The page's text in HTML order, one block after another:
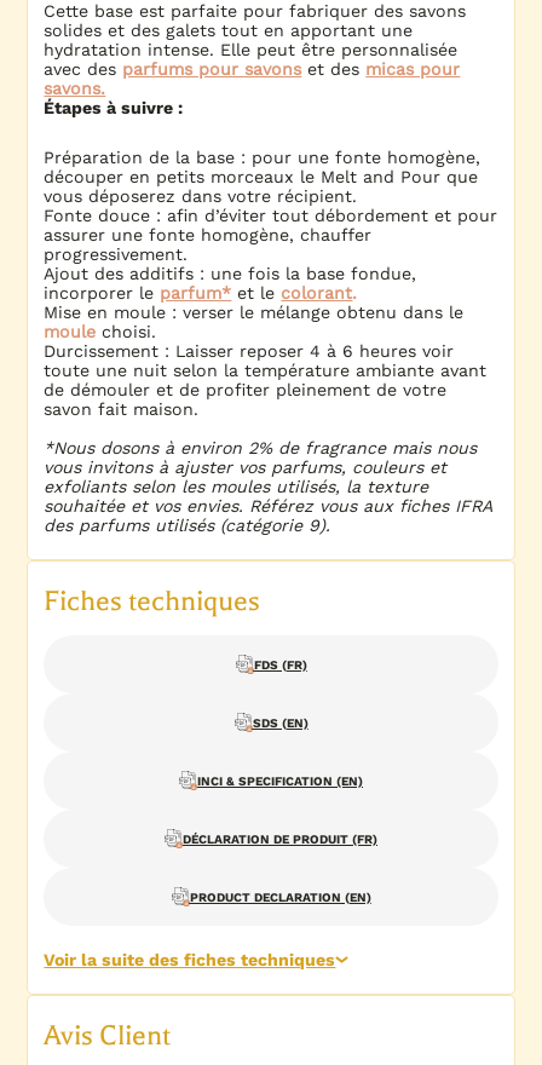
Cette base est parfaite pour fabriquer des savons
solides et des galets tout en apportant une
hydratation intense. Elle peut être personnalisée
avec des parfums pour savons et des micas pour
savons.
Étapes à suivre :
Préparation de la base : pour une fonte homogène,
découper en petits morceaux le Melt and Pour que
vous déposerez dans votre récipient.
Fonte douce : afin d’éviter tout débordement et pour
assurer une fonte homogène, chauffer
progressivement.
Ajout des additifs : une fois la base fondue,
incorporer le parfum* et le colorant.
Mise en moule : verser le mélange obtenu dans le
moule choisi.
Durcissement : Laisser reposer 4 à 6 heures voir
toute une nuit selon la température ambiante avant
de démouler et de profiter pleinement de votre
savon fait maison.
*Nous dosons à environ 2% de fragrance mais nous
vous invitons à ajuster vos parfums, couleurs et
exfoliants selon les moules utilisés, la texture
souhaitée et vos envies. Référez vous aux fiches IFRA
des parfums utilisés (catégorie 9).
Fiches techniques
FDS (FR)
SDS (EN)
INCI & SPECIFICATION (EN)
DÉCLARATION DE PRODUIT (FR)
PRODUCT DECLARATION (EN)
Voir la suite des fiches techniques
Avis Client